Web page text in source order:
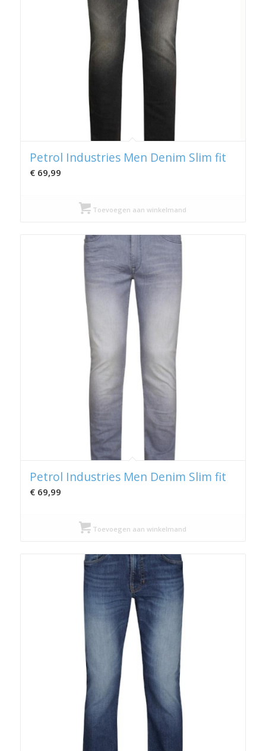
Petrol Industries Men Denim Slim fit
€69,99
Toevoegen aan winkelmand
Petrol Industries Men Denim Slim fit
€69,99
Toevoegen aan winkelmand